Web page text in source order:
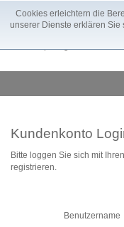
Kundenkonto
Bitte loggen Sie sich mit
registrieren.
Benutzername
Cookies erleichtern die
unserer Dienste erklären